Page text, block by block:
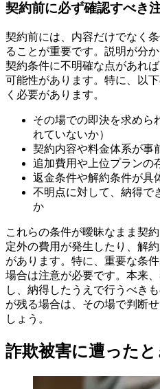
契約前に必ず確認すべき
契約前には、内容だけでなく
ることが重要です。説明が分
契約条件に不明確な点があれ
可能性があります。特に、以
く必要があります。
その場での即決を求めら
れていないか）
契約内容や料金体系が事
追加費用や上位プランの
返金条件や解約条件が具
不明点に対して、納得で
か
これらの条件が曖昧なまま契
定外の費用が発生したり、解
があります。特に、重要な条
場合は注意が必要です。本来
し、納得したうえで行うべき
が残る場合は、その場で判断
しょう。
詐欺被害に遭った